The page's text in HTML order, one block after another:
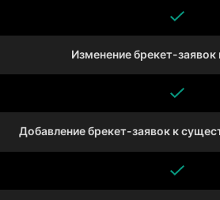
Изменение брекет-заявок
Добавление брекет-заявок к